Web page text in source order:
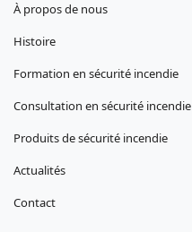
À propos de nous
Histoire
Formation en sécurité incendie
Consultation en sécurité incendie
Produits de sécurité incendie
Actualités
Contact